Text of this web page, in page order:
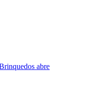
abre